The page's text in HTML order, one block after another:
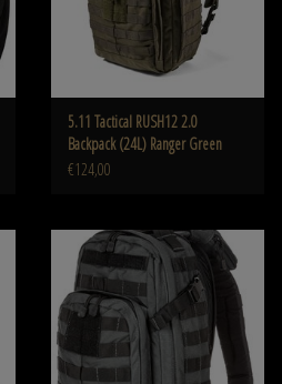
5.11 Tactical RUSH12 2.0
Backpack (24L) Ranger Green
€124,00